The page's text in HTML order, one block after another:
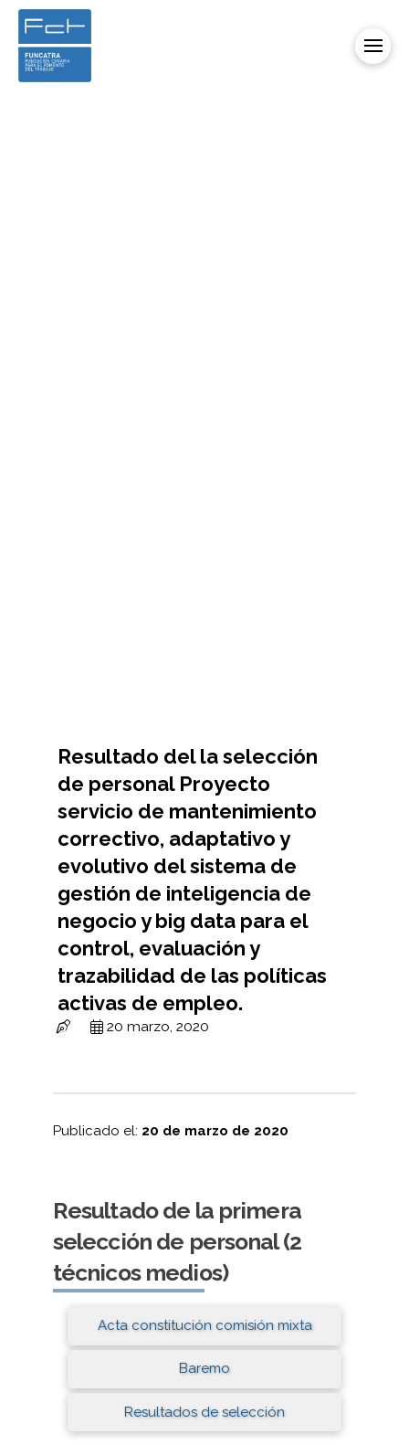
Resultado del la selección
de personal Proyecto
servicio de mantenimiento
correctivo, adaptativo y
evolutivo del sistema de
gestión de inteligencia de
negocio y big data para el
control, evaluación y
trazabilidad de las políticas
activas de empleo.
20 marzo, 2020
Publicado el: 20 de marzo de 2020
Resultado de la primera
selección de personal (2
técnicos medios)
Acta constitución comisión mixta
Baremo
Resultados de selección